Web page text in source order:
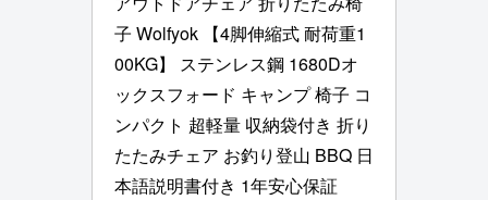
子 Wolfyok 【4脚伸縮式 耐荷重1
00KG】 ステンレス鋼 1680Dオ
ックスフォード キャンプ 椅子 コ
ンパクト 超軽量 収納袋付き 折り
たたみチェア お釣り登山 BBQ 日
本語説明書付き 1年安心保証